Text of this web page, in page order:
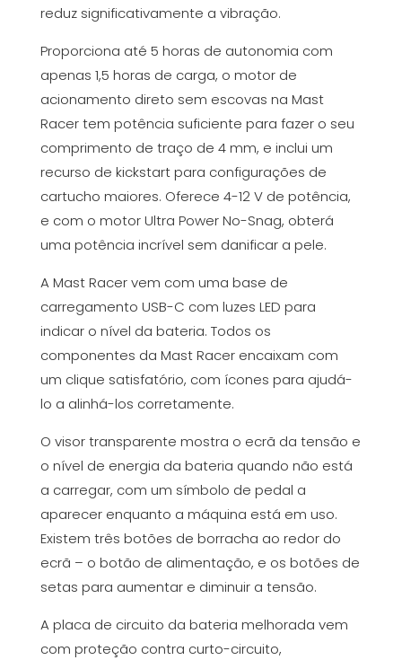
reduz significativamente a vibração.
Proporciona até 5 horas de autonomia com
apenas 1,5 horas de carga, o motor de
acionamento direto sem escovas na Mast
Racer tem potência suficiente para fazer o seu
comprimento de traço de 4 mm, e inclui um
recurso de kickstart para configurações de
cartucho maiores. Oferece 4-12 V de potência,
e com o motor Ultra Power No-Snag, obterá
uma potência incrível sem danificar a pele.
A Mast Racer vem com uma base de
carregamento USB-C com luzes LED para
indicar o nível da bateria. Todos os
componentes da Mast Racer encaixam com
um clique satisfatório, com ícones para ajudá-
lo a alinhá-los corretamente.
O visor transparente mostra o ecrã da tensão e
o nível de energia da bateria quando não está
a carregar, com um símbolo de pedal a
aparecer enquanto a máquina está em uso.
Existem três botões de borracha ao redor do
ecrã – o botão de alimentação, e os botões de
setas para aumentar e diminuir a tensão.
A placa de circuito da bateria melhorada vem
com proteção contra curto-circuito,